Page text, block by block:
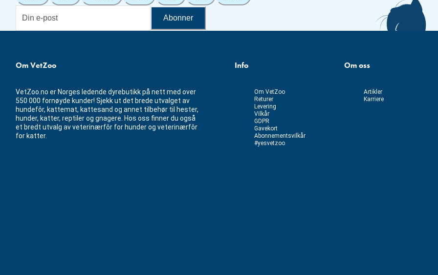
Abonner
Om VetZoo
VetZoo.no er Norges ledende dyrebutikk på nett med over
550 000 fornøyde kunder! Sjekk ut det brede utvalget av
hundefôr, kattemat, kattesand og annet tilbehør til hester,
hunder, katter, reptiler og gnagere. Hos oss finner du også
et bredt utvalg av veterinærfôr for hunder og veterinærfôr
for katter.
Info
Om VetZoo
Returer
Levering
Vilkår
GDPR
Gavekort
Abonnementsvilkår
#yesvetzoo
Om oss
Artikler
Karriere